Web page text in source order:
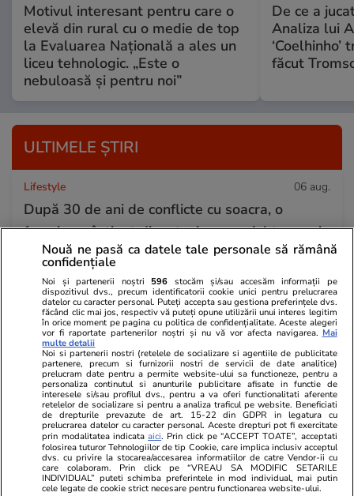
Motivul interesant pentru care o
elevă din rural cu o medie de top
la Evaluarea Națională a ales un
liceu tehnologic. „Este o
nebuloasă și pentru noi”
De ce a
Analiza lui
‘Coelhinho’
făcut
ULTIMELE ȘTIRI
Lifestyle 06 aug.
După 30 de ani de conflicte cu soacra, o
femeie a câștigat disputa, iar mesajul transmis
soțului a devenit viral
Știri Externe 06 aug.
Prințul Arabiei Saudite a cumpărat un
superiaht de 500 de milioane de dolari, dar a
avut o cerință specială
Muzică și Filme 06 aug.
5 știri – Filme și seriale: Ryan Gosling este
noul Ghost Rider! Barbie 2, în impas, iar Netflix
lansează un horror
Nouă ne pasă ca datele tale personale să rămână
confidențiale
Noi și partenerii noștri 596 stocăm și/sau accesăm informații pe
dispozitivul dvs., precum identificatorii cookie unici pentru prelucrarea
datelor cu caracter personal. Puteți accepta sau gestiona preferințele dvs.
făcând clic mai jos, respectiv vă puteți opune utilizării unui interes legitim
în orice moment pe pagina cu politica de confidențialitate. Aceste alegeri
vor fi raportate partenerilor noștri și nu vă vor afecta navigarea. Mai
multe detalii
Noi si partenerii nostri (retelele de socializare si agentiile de publicitate
partenere, precum si furnizorii nostri de servicii de date analitice)
prelucram date pentru a permite website-ului sa functioneze, pentru a
personaliza continutul si anunturile publicitare afisate in functie de
interesele si/sau profilul dvs., pentru a va oferi functionalitati aferente
retelelor de socializare si pentru a analiza traficul pe website. Beneficiati
de drepturile prevazute de art. 15-22 din GDPR in legatura cu
prelucrarea datelor cu caracter personal. Aceste drepturi pot fi exercitate
prin modalitatea indicataaici. Prin click pe “ACCEPT TOATE”, acceptati
folosirea tuturor Tehnologiilor de tip Cookie, care implica inclusiv acceptul
dvs. cu privire la stocarea/accesarea informatiilor de catre Vendor-ii cu
care colaboram. Prin click pe “VREAU SA MODIFIC SETARILE
INDIVIDUAL” puteti schimba preferintele in mod individual, mai putin
cele legate de cookie strict necesare pentru functionarea website-ului.